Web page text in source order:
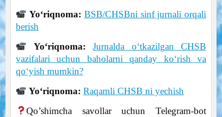
Yo‘riqnoma: BSB/CHSBni sinf jurnali orqali
berish
Yo‘riqnoma:
Jurnalda o‘tkazilgan CHSB
vazifalari uchun baholarni qanday ko‘rish va
qo‘yish mumkin?
Yo‘riqnoma: Raqamli CHSB ni yechish
Qo’shimcha savollar uchun Telegram-bot